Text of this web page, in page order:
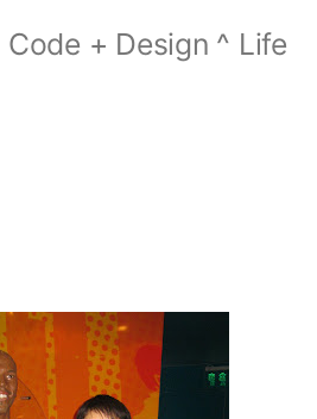
Code + Design ^ Life